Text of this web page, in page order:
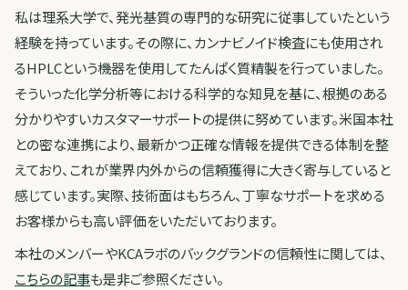
私は理系大学で、発光基質の専門的な研究に従事していたという
経験を持っています。その際に、カンナビノイド検査にも使用され
るHPLCという機器を使用してたんぱく質精製を行っていました。
そういった化学分析等における科学的な知見を基に、根拠のある
分かりやすいカスタマーサポートの提供に努めています。米国本社
との密な連携により、最新かつ正確な情報を提供できる体制を整
えており、これが業界内外からの信頼獲得に大きく寄与していると
感じています。実際、技術面はもちろん、丁寧なサポートを求める
お客様からも高い評価をいただいております。
本社のメンバーやKCAラボのバックグランドの信頼性に関しては、
こちらの記事も是非ご参照ください。